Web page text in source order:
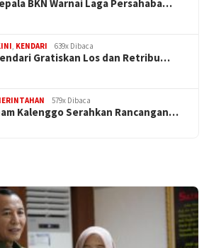
BKN Warnai Laga Persahaba…
KENDARI 639x Dibaca
Gratiskan Los dan Retribu…
579x Dibaca
Kalenggo Serahkan Rancangan…